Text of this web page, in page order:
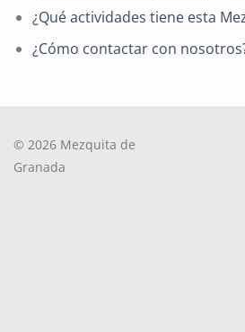
¿Qué actividades tiene esta
¿Cómo contactar con
© 2026 Mezquita de
Granada